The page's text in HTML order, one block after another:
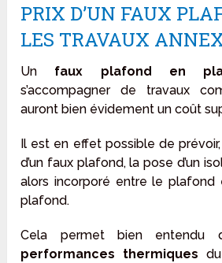
PRIX D’UN FAUX
LES TRAVAUX
Un faux plafond en
s’accompagner de travaux
auront bien évidement un coût
Il est en effet possible de
d’un faux plafond, la pose d’un
alors incorporé entre le
plafond.
Cela permet bien entendu
performances thermiques